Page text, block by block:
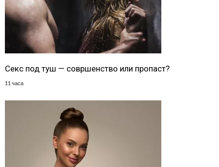
Секс под туш — совршенство или пропаст?
11 часа